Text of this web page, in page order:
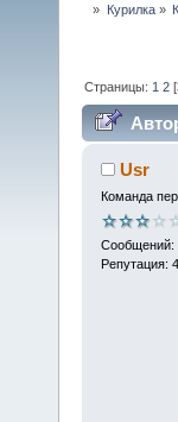
» Курилка»
Страницы: 1 2 [
Usr
Команда
Сообщений:
Репутация: